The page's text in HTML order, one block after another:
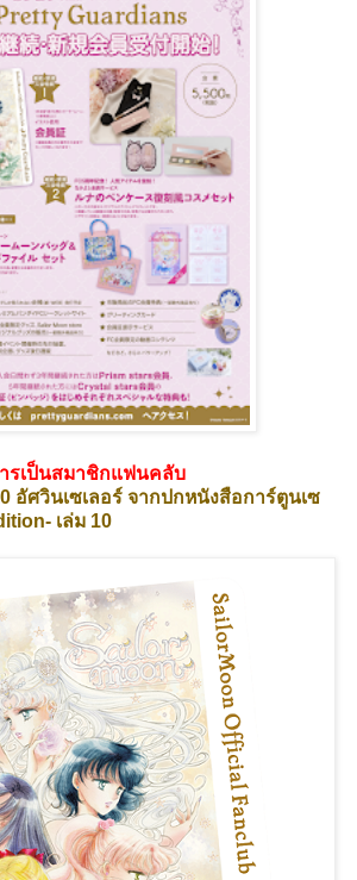
รเป็นสมาชิกแฟนคลับ
อัศวินเซเลอร์ จากปกหนังสือการ์ตูนเซ
เล่ม 10